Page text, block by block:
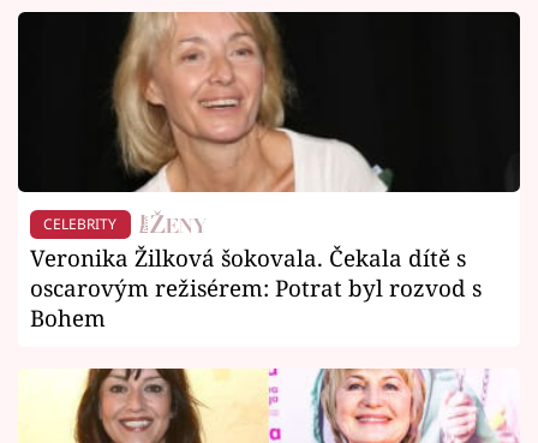
CELEBRITY
Veronika Žilková šokovala. Čekala dítě s
oscarovým režisérem: Potrat byl rozvod s
Bohem